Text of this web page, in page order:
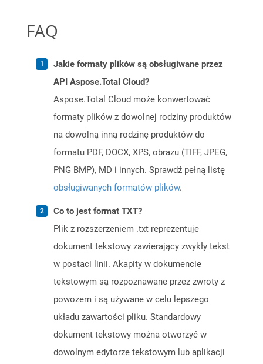
FAQ
Jakie formaty plików są obsługiwane przez
API Aspose.Total Cloud?
Aspose.Total Cloud może konwertować
formaty plików z dowolnej rodziny produktów
na dowolną inną rodzinę produktów do
formatu PDF, DOCX, XPS, obrazu (TIFF, JPEG,
PNG BMP), MD i innych. Sprawdź pełną listę
obsługiwanych formatów plików.
Co to jest format TXT?
Plik z rozszerzeniem .txt reprezentuje
dokument tekstowy zawierający zwykły tekst
w postaci linii. Akapity w dokumencie
tekstowym są rozpoznawane przez zwroty z
powozem i są używane w celu lepszego
układu zawartości pliku. Standardowy
dokument tekstowy można otworzyć w
dowolnym edytorze tekstowym lub aplikacji